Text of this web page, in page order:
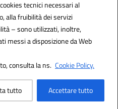
tecnici necessari al
alla fruibilità dei servizi
– sono utilizzati, inoltre,
messi a disposizione da Web
consulta la ns. Cookie Policy.
tutto Accettare tutto
(IPA): istsc_ceis014005
by 3D Solution S.r.l.
by Designers Italia